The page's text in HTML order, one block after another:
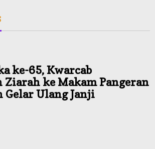
ke-65, Kwarcab
Ziarah ke Makam Pangeran
Gelar Ulang Janji